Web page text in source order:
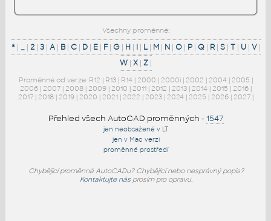
Všechny proměnné:
*| _| 2| 3| A| B| C| D| E| F| G| H | I| L| M| N| O| P| Q| R| S| T| U| V|
W | X | Z |
Proměnné od verze: R12 | R13 | R14 | 2000 | 2000i | 2002 | 2004 | 2005 |
2006 | 2007 | 2008 | 2009 | 2010 | 2011 | 2012 | 2013 | 2014 | 2015 | 2016 |
2017 | 2018 | 2019 | 2020 | 2021 | 2022 | 2023 | 2024 | 2025 | 2026 | 2027 |
Přehled všech AutoCAD proměnných - 1547
jen neobsažené v LT
jen v Mac verzi
proměnné prostředí
Chybějící proměnná AutoCADu? Chybějící nebo nesprávný popis?
Kontaktujte násprosím pro opravu.